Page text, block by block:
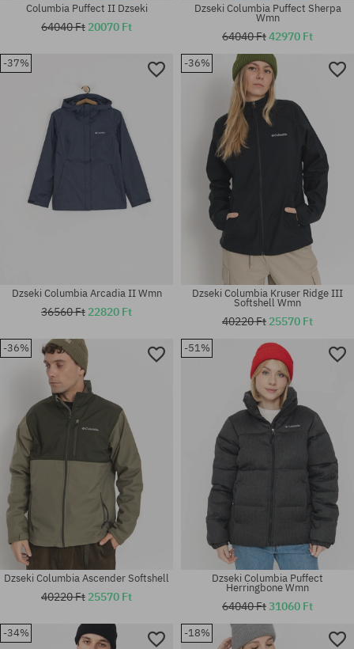
Elérhető méretek:
Elérhető méretek:
Elérhető méretek:
Columbia Puffect II Dzseki
64040 Ft 20070 Ft
Elérhető méretek:
Dzseki Columbia Puffect Sherpa
Wmn
64040 Ft42970 Ft
-37%
Elérhető méretek:
Dzseki Columbia Arcadia II Wmn
36560 Ft 22820 Ft
-36%
Elérhető méretek:
Dzseki Columbia Kruser Ridge III
Softshell Wmn
40220 Ft 25570 Ft
-36%
Dzseki Columbia Ascender Softshell
40220 Ft 25570 Ft
-51%
Dzseki Columbia Puffect
Herringbone Wmn
64040 Ft31060 Ft
-34% -18%